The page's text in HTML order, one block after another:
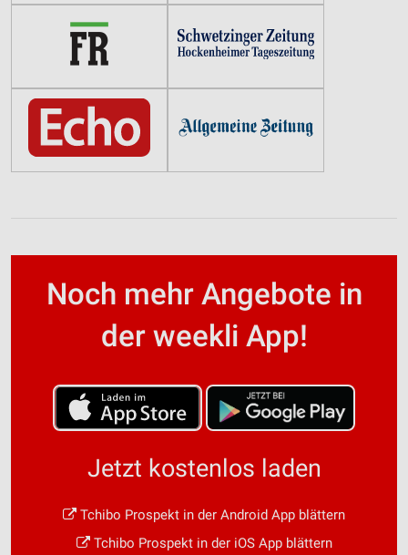
Noch mehr Angebote in
der weekli App!
Jetzt kostenlos laden
Tchibo Prospekt in der Android App blättern
Tchibo Prospekt in der iOS App blättern